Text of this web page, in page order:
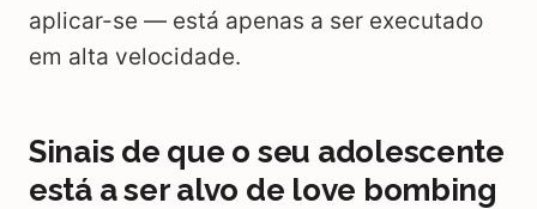
aplicar-se — está apenas a ser executado
em alta velocidade.
Sinais de que o seu adolescente
está a ser alvo de love bombing